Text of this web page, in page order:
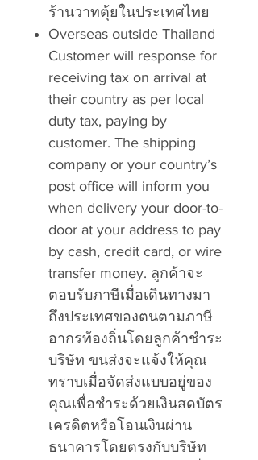
ร้านวาทตุ้ยในประเทศไทย
Overseas outside Thailand
Customer will response for
receiving tax on arrival at
their country as per local
duty tax, paying by
customer. The shipping
company or your country’s
post office will inform you
when delivery your door-to-
door at your address to pay
by cash, credit card, or wire
transfer money. ลูกค้าจะ
ตอบรับภาษีเมื่อเดินทางมา
ถึงประเทศของตนตามภาษี
อากรท้องถิ่นโดยลูกค้าชำระ
บริษัท ขนส่งจะแจ้งให้คุณ
ทราบเมื่อจัดส่งแบบอยู่ของ
คุณเพื่อชำระด้วยเงินสดบัตร
เครดิตหรือโอนเงินผ่าน
ธนาคารโดยตรงกับบริษัท